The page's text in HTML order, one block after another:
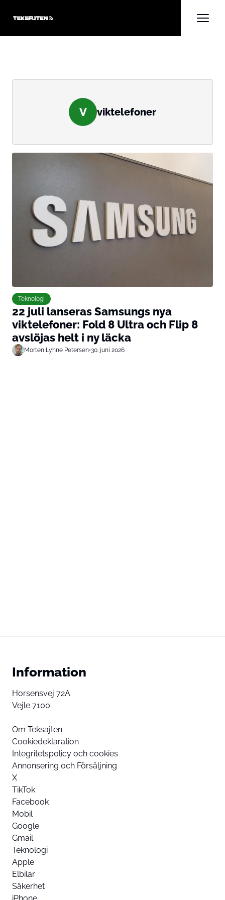
V viktelefoner
Teknologi
22 juli lanseras Samsungs nya
viktelefoner: Fold 8 Ultra och Flip 8
avslöjas helt i ny läcka
Morten Lyhne Petersen•30. juni 2026
Information
Horsensvej 72A
Vejle 7100
Om Teksajten
Cookiedeklaration
Integritetspolicy och cookies
Annonsering och Försäljning
X
TikTok
Facebook
Mobil
Google
Gmail
Teknologi
Apple
Elbilar
Säkerhet